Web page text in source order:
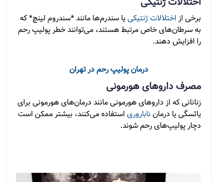
برخی از اختلالات ژنتیکییا سندرم‌ها مانند *سندروم لینچ* که
به سرطان‌های خاص مرتبط هستند، می‌توانند خطر پولیپ رحم
را افزایش دهند.
درمان پولیپ رحم در تهران
مصرف داروهای هورمونی
زنانانی که از داروهای هورمونی مانند درمان‌های هورمونی برای
یائسگی یا درمان ناباروری استفاده می‌کنند، بیشتر ممکن است
دچار پولیپ‌های رحم شوند.